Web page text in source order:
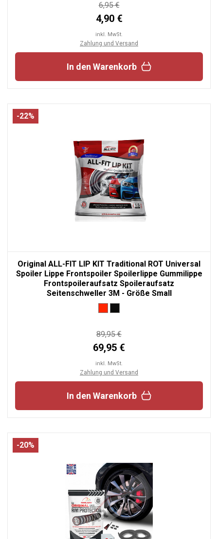
6,95 €
4,90 €
inkl. MwSt.
Zahlung und Versand
In den Warenkorb
-22%
Original ALL-FIT LIP KIT Traditional ROT Universal
Spoiler Lippe Frontspoiler Spoilerlippe Gummilippe
Frontspoileraufsatz Spoileraufsatz
Seitenschweller 3M - Größe Small
89,95 €
69,95 €
inkl. MwSt.
Zahlung und Versand
In den Warenkorb
-20%